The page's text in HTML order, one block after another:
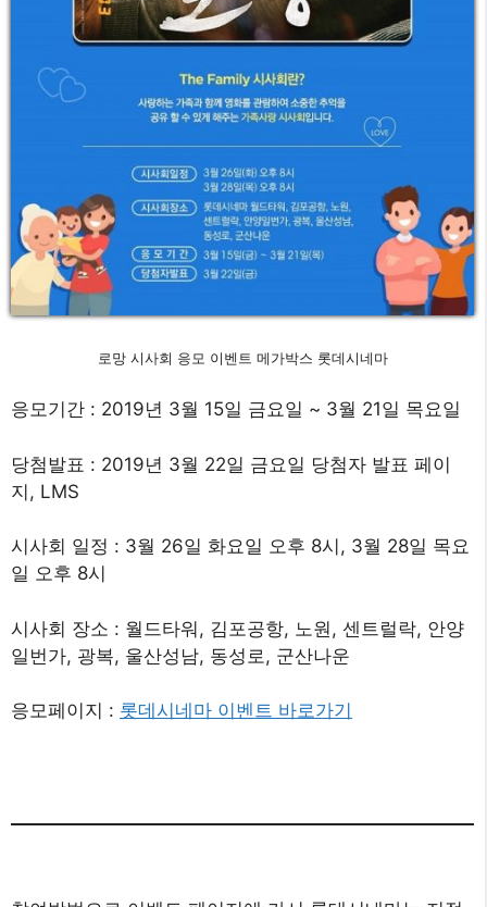
로망 시사회 응모 이벤트 메가박스 롯데시네마
응모기간 : 2019년 3월 15일 금요일 ~ 3월 21일 목요일
당첨발표 : 2019년 3월 22일 금요일 당첨자 발표 페이
지, LMS
시사회 일정 : 3월 26일 화요일 오후 8시, 3월 28일 목요
일 오후 8시
시사회 장소 : 월드타워, 김포공항, 노원, 센트럴락, 안양
일번가, 광복, 울산성남, 동성로, 군산나운
응모페이지 : 롯데시네마 이벤트 바로가기